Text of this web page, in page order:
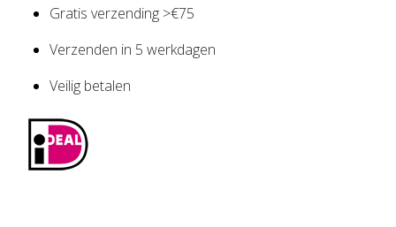
Gratis verzending >€75
Verzenden in 5 werkdagen
Veilig betalen